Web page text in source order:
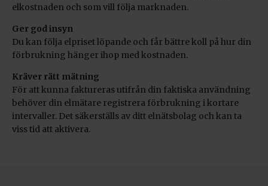
elkostnaden och som vill följa marknaden.
Ger god insyn
Du kan följa elpriset löpande och får bättre koll på hur din
förbrukning hänger ihop med kostnaden.
Kräver rätt mätning
För att kunna faktureras utifrån din faktiska användning
behöver din elmätare registrera förbrukning i kortare
intervaller. Det säkerställs av ditt elnätsbolag och kan ta
viss tid att aktivera.